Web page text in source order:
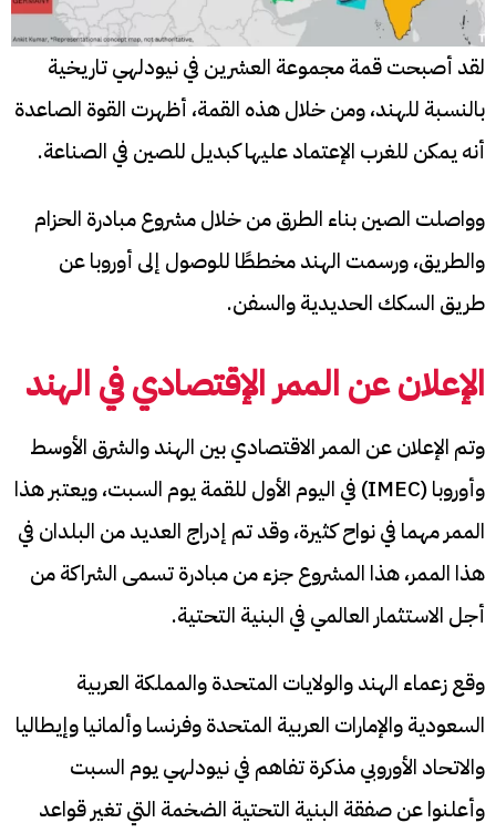
لقد أصبحت قمة مجموعة العشرين في نيودلهي تاريخية
بالنسبة للهند، ومن خلال هذه القمة، أظهرت القوة الصاعدة
أنه يمكن للغرب الإعتماد عليها كبديل للصين في الصناعة.
وواصلت الصين بناء الطرق من خلال مشروع مبادرة الحزام
والطريق، ورسمت الهند مخططًا للوصول إلى أوروبا عن
طريق السكك الحديدية والسفن.
الإعلان عن الممر الإقتصادي في الهند
وتم الإعلان عن الممر الاقتصادي بين الهند والشرق الأوسط
وأوروبا (IMEC) في اليوم الأول للقمة يوم السبت، ويعتبر هذا
الممر مهما في نواح كثيرة، وقد تم إدراج العديد من البلدان في
هذا الممر، هذا المشروع جزء من مبادرة تسمى الشراكة من
أجل الاستثمار العالمي في البنية التحتية.
وقع زعماء الهند والولايات المتحدة والمملكة العربية
السعودية والإمارات العربية المتحدة وفرنسا وألمانيا وإيطاليا
والاتحاد الأوروبي مذكرة تفاهم في نيودلهي يوم السبت
وأعلنوا عن صفقة البنية التحتية الضخمة التي تغير قواعد